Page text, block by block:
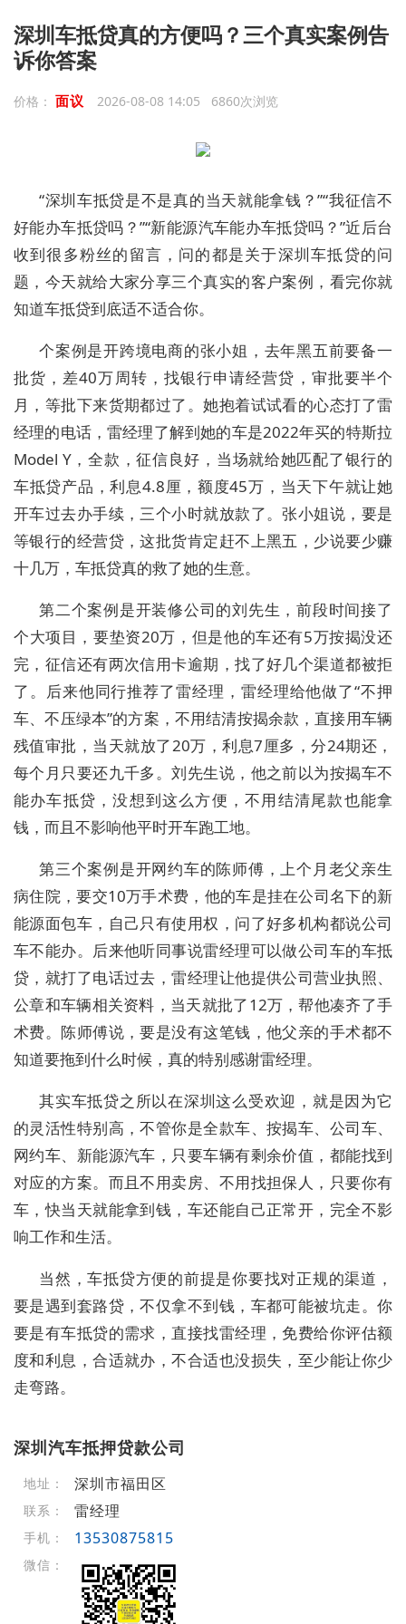
深圳车抵贷真的方便吗？三个真实案例告
诉你答案
价格： 面议 2026-08-08 14:05 6860次浏览
“深圳车抵贷是不是真的当天就能拿钱？”“我征信不
好能办车抵贷吗？”“新能源汽车能办车抵贷吗？”近后台
收到很多粉丝的留言，问的都是关于深圳车抵贷的问
题，今天就给大家分享三个真实的客户案例，看完你就
知道车抵贷到底适不适合你。
个案例是开跨境电商的张小姐，去年黑五前要备一
批货，差40万周转，找银行申请经营贷，审批要半个
月，等批下来货期都过了。她抱着试试看的心态打了雷
经理的电话，雷经理了解到她的车是2022年买的特斯拉
Model Y，全款，征信良好，当场就给她匹配了银行的
车抵贷产品，利息4.8厘，额度45万，当天下午就让她
开车过去办手续，三个小时就放款了。张小姐说，要是
等银行的经营贷，这批货肯定赶不上黑五，少说要少赚
十几万，车抵贷真的救了她的生意。
第二个案例是开装修公司的刘先生，前段时间接了
个大项目，要垫资20万，但是他的车还有5万按揭没还
完，征信还有两次信用卡逾期，找了好几个渠道都被拒
了。后来他同行推荐了雷经理，雷经理给他做了“不押
车、不压绿本”的方案，不用结清按揭余款，直接用车辆
残值审批，当天就放了20万，利息7厘多，分24期还，
每个月只要还九千多。刘先生说，他之前以为按揭车不
能办车抵贷，没想到这么方便，不用结清尾款也能拿
钱，而且不影响他平时开车跑工地。
第三个案例是开网约车的陈师傅，上个月老父亲生
病住院，要交10万手术费，他的车是挂在公司名下的新
能源面包车，自己只有使用权，问了好多机构都说公司
车不能办。后来他听同事说雷经理可以做公司车的车抵
贷，就打了电话过去，雷经理让他提供公司营业执照、
公章和车辆相关资料，当天就批了12万，帮他凑齐了手
术费。陈师傅说，要是没有这笔钱，他父亲的手术都不
知道要拖到什么时候，真的特别感谢雷经理。
其实车抵贷之所以在深圳这么受欢迎，就是因为它
的灵活性特别高，不管你是全款车、按揭车、公司车、
网约车、新能源汽车，只要车辆有剩余价值，都能找到
对应的方案。而且不用卖房、不用找担保人，只要你有
车，快当天就能拿到钱，车还能自己正常开，完全不影
响工作和生活。
当然，车抵贷方便的前提是你要找对正规的渠道，
要是遇到套路贷，不仅拿不到钱，车都可能被坑走。你
要是有车抵贷的需求，直接找雷经理，免费给你评估额
度和利息，合适就办，不合适也没损失，至少能让你少
走弯路。
深圳汽车抵押贷款公司
地址： 深圳市福田区
联系： 雷经理
手机： 13530875815
微信：